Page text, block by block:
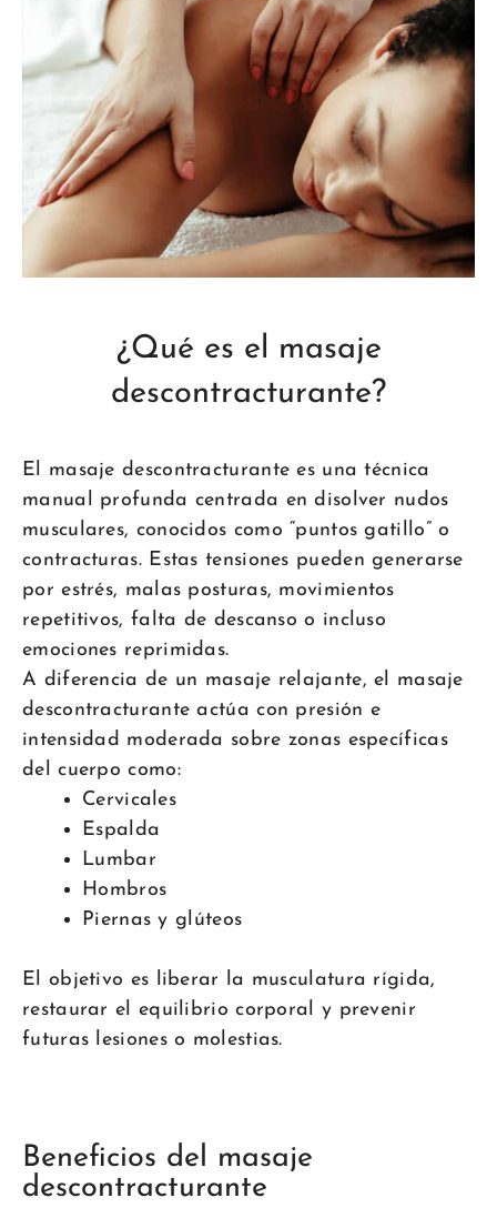
¿Qué es el masaje
descontracturante?
El masaje descontracturante es una técnica
manual profunda centrada en disolver nudos
musculares, conocidos como “puntos gatillo” o
contracturas. Estas tensiones pueden generarse
por estrés, malas posturas, movimientos
repetitivos, falta de descanso o incluso
emociones reprimidas.
A diferencia de un masaje relajante, el masaje
descontracturante actúa con presión e
intensidad moderada sobre zonas específicas
del cuerpo como:
Cervicales
Espalda
Lumbar
Hombros
Piernas y glúteos
El objetivo es liberar la musculatura rígida,
restaurar el equilibrio corporal y prevenir
futuras lesiones o molestias.
Beneficios del masaje
descontracturante